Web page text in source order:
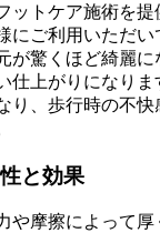
ットケア施術を
にご利用いただ
が驚くほど綺麗
仕上がりになり
り、歩行時の不
と効果
や摩擦によって